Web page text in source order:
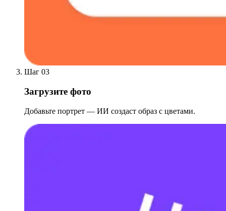
Шаг 03
Загрузите фото
Добавьте портрет — ИИ создаст образ с цветами.